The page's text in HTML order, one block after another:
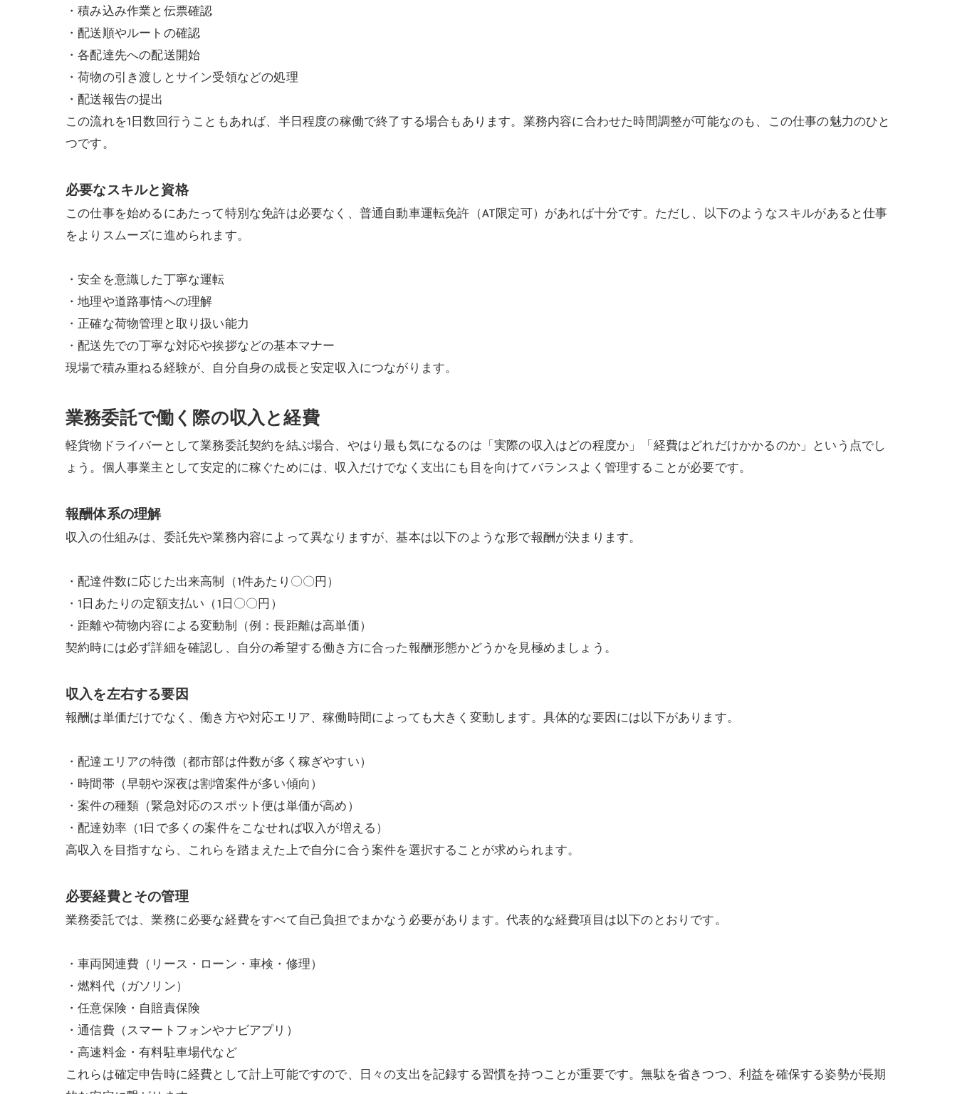
・積み込み作業と伝票確認
・配送順やルートの確認
・各配達先への配送開始
・荷物の引き渡しとサイン受領などの処理
・配送報告の提出
この流れを1日数回行うこともあれば、半日程度の稼働で終了する場合もあります。業務内容に合わせた時間調整が可能なのも、この仕事の魅力のひと
つです。
必要なスキルと資格
この仕事を始めるにあたって特別な免許は必要なく、普通自動車運転免許（AT限定可）があれば十分です。ただし、以下のようなスキルがあると仕事
をよりスムーズに進められます。
・安全を意識した丁寧な運転
・地理や道路事情への理解
・正確な荷物管理と取り扱い能力
・配送先での丁寧な対応や挨拶などの基本マナー
現場で積み重ねる経験が、自分自身の成長と安定収入につながります。
業務委託で働く際の収入と経費
軽貨物ドライバーとして業務委託契約を結ぶ場合、やはり最も気になるのは「実際の収入はどの程度か」「経費はどれだけかかるのか」という点でし
ょう。個人事業主として安定的に稼ぐためには、収入だけでなく支出にも目を向けてバランスよく管理することが必要です。
報酬体系の理解
収入の仕組みは、委託先や業務内容によって異なりますが、基本は以下のような形で報酬が決まります。
・配達件数に応じた出来高制（1件あたり〇〇円）
・1日あたりの定額支払い（1日〇〇円）
・距離や荷物内容による変動制（例：長距離は高単価）
契約時には必ず詳細を確認し、自分の希望する働き方に合った報酬形態かどうかを見極めましょう。
収入を左右する要因
報酬は単価だけでなく、働き方や対応エリア、稼働時間によっても大きく変動します。具体的な要因には以下があります。
・配達エリアの特徴（都市部は件数が多く稼ぎやすい）
・時間帯（早朝や深夜は割増案件が多い傾向）
・案件の種類（緊急対応のスポット便は単価が高め）
・配達効率（1日で多くの案件をこなせれば収入が増える）
高収入を目指すなら、これらを踏まえた上で自分に合う案件を選択することが求められます。
必要経費とその管理
業務委託では、業務に必要な経費をすべて自己負担でまかなう必要があります。代表的な経費項目は以下のとおりです。
・車両関連費（リース・ローン・車検・修理）
・燃料代（ガソリン）
・任意保険・自賠責保険
・通信費（スマートフォンやナビアプリ）
・高速料金・有料駐車場代など
これらは確定申告時に経費として計上可能ですので、日々の支出を記録する習慣を持つことが重要です。無駄を省きつつ、利益を確保する姿勢が長期